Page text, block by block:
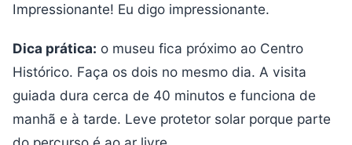
Impressionante! Eu digo impressionante.
Dica prática: o museu fica próximo ao Centro
Histórico. Faça os dois no mesmo dia. A visita
guiada dura cerca de 40 minutos e funciona de
manhã e à tarde. Leve protetor solar porque parte